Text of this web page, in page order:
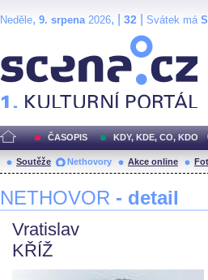
Neděle, 9. srpena2026, | 32 Svátek má
ČASOPIS KDY, KDE, CO, KDO
Soutěže Nethovory Akce online
NETHOVOR - detail
Vratislav
KŘÍŽ